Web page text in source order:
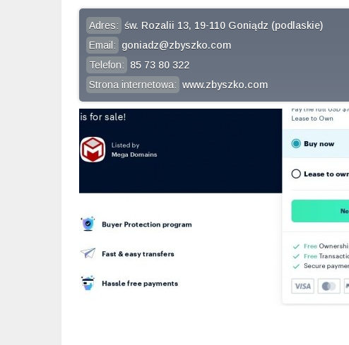
Adres: św. Rozalii 13, 19-110 Goniądz (podlaskie)
Email:
goniadz@zbyszko.com
Telefon:
85 73 80 322
Strona internetowa: www.zbyszko.com